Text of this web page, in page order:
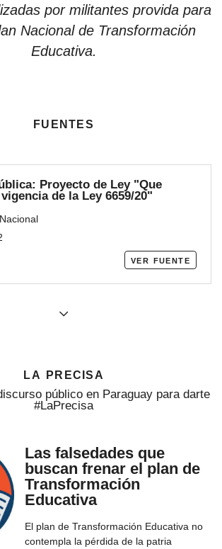
por militantes provida para
Nacional de Transformación
Educativa.
fuentes
Proyecto de Ley "Que
de la Ley 6659/20"
ver fuente
la precisa
público en Paraguay para darte
#LaPrecisa
Las falsedades que
buscan frenar el plan de
Transformación
Educativa
El plan de Transformación Educativa no
contempla la pérdida de la patria